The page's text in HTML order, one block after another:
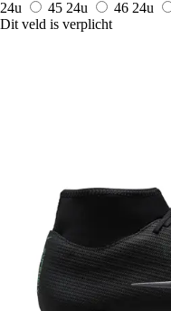
24u
45 24u 46 24u
Dit veld is verplicht